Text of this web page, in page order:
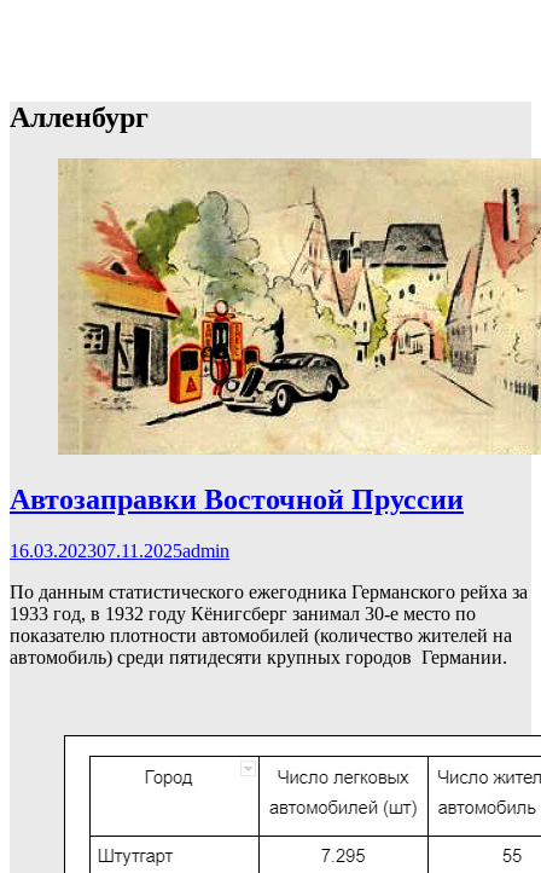
Алленбург
Автозаправки Восточной Пруссии
16.03.202307.11.2025admin
По данным статистического ежегодника Германского рейха за
1933 год, в 1932 году Кёнигсберг занимал 30-е место по
показателю плотности автомобилей (количество жителей на
автомобиль) среди пятидесяти крупных городов Германии.